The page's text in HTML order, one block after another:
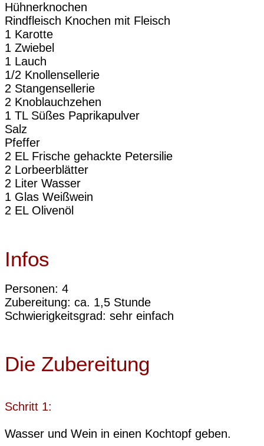
Hühnerknochen
Rindfleisch Knochen mit Fleisch
1 Karotte
1 Zwiebel
1 Lauch
1/2 Knollensellerie
2 Stangensellerie
2 Knoblauchzehen
1 TL Süßes Paprikapulver
Salz
Pfeffer
2 EL Frische gehackte Petersilie
2 Lorbeerblätter
2 Liter Wasser
1 Glas Weißwein
2 EL Olivenöl
Infos
Personen: 4
Zubereitung: ca. 1,5 Stunde
Schwierigkeitsgrad: sehr einfach
Die Zubereitung
Schritt 1:
Wasser und Wein in einen Kochtopf geben.